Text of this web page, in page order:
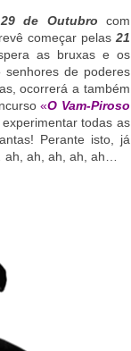
29 de Outubro com
começar pelas 21
as bruxas e os
de poderes
ocorrerá a também
«O Vam-Piroso
todas as
Perante isto, já
ah, ah, ah, ah…